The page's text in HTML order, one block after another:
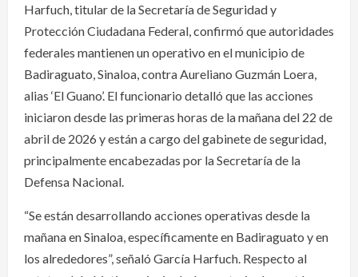
Harfuch, titular de la Secretaría de Seguridad y
Protección Ciudadana Federal, confirmó que autoridades
federales mantienen un operativo en el municipio de
Badiraguato, Sinaloa, contra Aureliano Guzmán Loera,
alias ‘El Guano’. El funcionario detalló que las acciones
iniciaron desde las primeras horas de la mañana del 22 de
abril de 2026 y están a cargo del gabinete de seguridad,
principalmente encabezadas por la Secretaría de la
Defensa Nacional.
“Se están desarrollando acciones operativas desde la
mañana en Sinaloa, específicamente en Badiraguato y en
los alrededores”, señaló García Harfuch. Respecto al